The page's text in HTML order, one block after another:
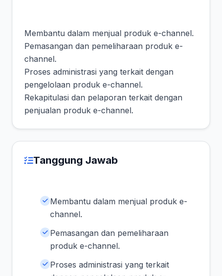
Membantu dalam menjual produk e-channel.
Pemasangan dan pemeliharaan produk e-
channel.
Proses administrasi yang terkait dengan
pengelolaan produk e-channel.
Rekapitulasi dan pelaporan terkait dengan
penjualan produk e-channel.
Tanggung Jawab
Membantu dalam menjual produk e-
channel.
Pemasangan dan pemeliharaan
produk e-channel.
Proses administrasi yang terkait